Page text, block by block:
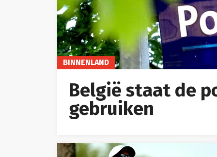
BINNENLAND
België staat de
gebruiken